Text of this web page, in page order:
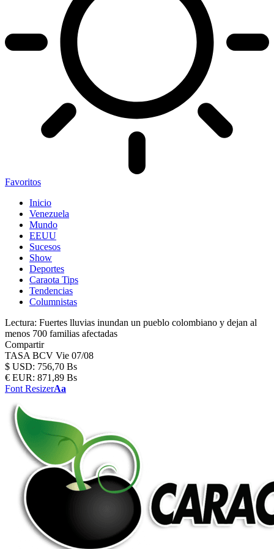
Favoritos
Inicio
Venezuela
Mundo
EEUU
Sucesos
Show
Deportes
Caraota Tips
Tendencias
Columnistas
Lectura: Fuertes lluvias inundan un pueblo colombiano y dejan al
menos 700 familias afectadas
Compartir
TASA BCV Vie 07/08
$ USD: 756,70 Bs
€ EUR: 871,89 Bs
Font ResizerAa